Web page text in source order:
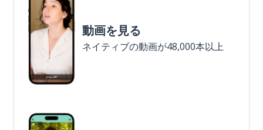
動画を見る
ネイティブの動画が48,000本以上